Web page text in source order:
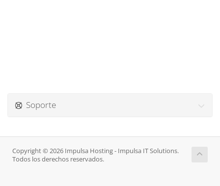
Soporte
Copyright © 2026 Impulsa Hosting - Impulsa IT Solutions.
Todos los derechos reservados.